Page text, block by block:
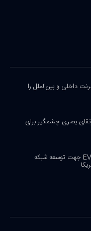
داخلی و بین‌الملل را
۲ می‌آید؛ ارتقای بصری چشمگیر برای
همکاری استراتژیک تسلا و EVgo جهت توسعه شبکه